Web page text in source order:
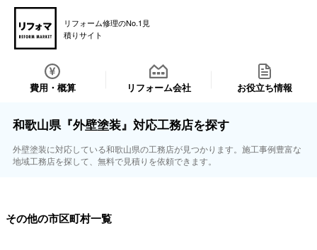
リフォーム修理のNo.1見
積りサイト
費用・概算 リフォーム会社 お役立ち情報
和歌山県『外壁塗装』対応工務店を探す
外壁塗装に対応している和歌山県の工務店が見つかります。施工事例豊富な
地域工務店を探して、無料で見積りを依頼できます。
その他の市区町村一覧